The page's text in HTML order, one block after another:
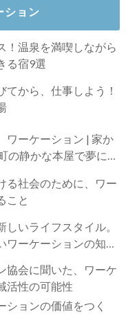
ション
！温泉を満喫しながら
る宿9選
てから、仕事しよう！
ワーケーション | 家か
の静かな本屋で夢に近
る社会のために、ワー
こと
しいライフスタイル。
ワーケーションの知ら
協会に聞いた、ワーケ
活性の可能性
ションの価値をつく